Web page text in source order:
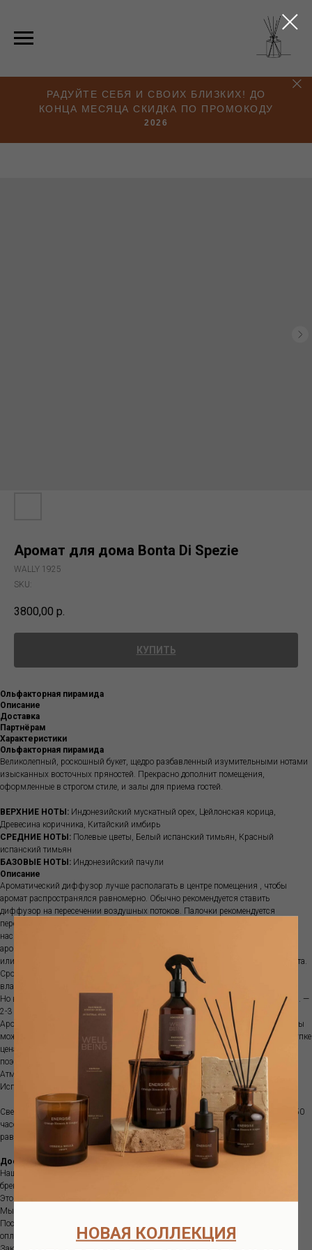
РАДУЙТЕ СЕБЯ И СВОИХ БЛИЗКИХ! ДО
КОНЦА МЕСЯЦА СКИДКА ПО ПРОМОКОДУ
2026
НОВАЯ КОЛЛЕКЦИЯ
Аромат для дома Bonta Di Spezie
WALLY 1925
SKU:
3800,00 р.
КУПИТЬ
Ольфакторная пирамида
Описание
Доставка
Партнёрам
Характеристики
Ольфакторная пирамида
Великолепный, роскошный букет, щедро разбавленный изумительными нотами
изысканных восточных пряностей. Прекрасно дополнит помещения,
оформленные в строгом стиле, и залы для приема гостей.
ВЕРХНИЕ НОТЫ: Индонезийский мускатный орех, Цейлонская корица,
Древесина коричника, Китайский имбирь
СРЕДНИЕ НОТЫ: Полевые цветы, Белый испанский тимьян, Красный
испанский тимьян
БАЗОВЫЕ НОТЫ: Индонезийский пачули
Описание
Ароматический диффузор лучше располагать в центре помещения , чтобы
аромат распространялся равномерно. Обычно рекомендуется ставить
диффузор на пересечении воздушных потоков. Палочки рекомендуется
переворачивать раз в две-четыре недели. Количество палочек регулирует
насыщенность аромата. Палочки нельзя использовать повторно с другими
ароматами. Диффузор не рекомендуются ставить на прямой солнечный свет
или ставить рядом с источниками тепла, так как ускоряется испарение аромата.
Срок ароматизации зависит от характеристик помещения, температуры,
влажности и места размещения диффузора.
Но в среднем объема100 мл хватит примерно на 1-1.5 месяца; объема 250 мл. —
2-3 месяца, а емкости 500 мл. — обычно 3-5 месяцев.
Аромат поставляется с бамбуковыми палочками. Если аромат закончился, вы
можете приобрести рефилл. Это более выгодно, так как при изначальной покупке
цена стеклянной емкости составляет почти половину стоимости диффузора,
поэтому покупка рефилла позволяет экономить.
Атмосферный аромат наполняет пространство особым благоуханием .
Используйте вместе с диффузором для усиления выбранного аромата.
Свеча- ручная работа, сделано в Италии из соевого воска. Время горения до 50
часов. Регулярно подрезайте фитиль до длины в 0,5 см. Давайте воску
равномерно расплавиться на поверхности.
Доставка
Наш интернет-магазин предлагает вам интерьерные ароматы европейских
брендов, в наличии и под заказ.
Это большой ассортимент качественной продукции.
Мы находимся в Москве.
После получения вашего заказа мы свяжемся с вами и согласуем детали
оплаты и доставки.